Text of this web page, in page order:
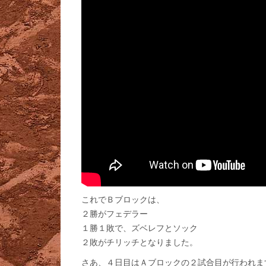
これでＢブロックは、
２勝がフェデラー
１勝１敗で、ズベレフとソック
２敗がチリッチとなりました。
さあ、４日目はＡブロックの２試合目が行われ